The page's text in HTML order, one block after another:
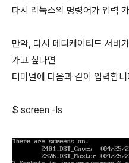
다시 리눅스의 명령어가 입력
만약, 다시 데디케이티드 서버
가고 싶다면
터미널에 다음과 같이 입력합니
$ screen -ls